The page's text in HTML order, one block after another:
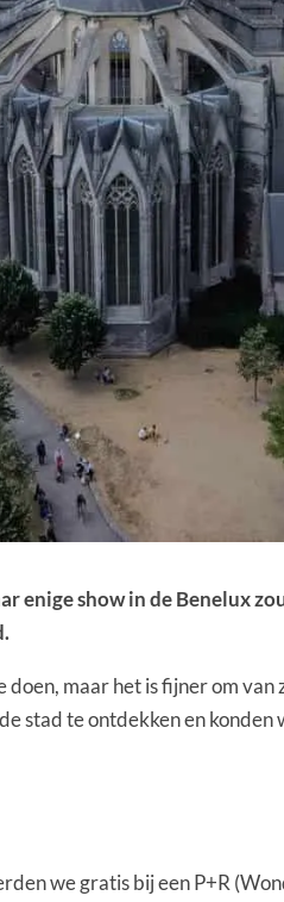
enige show in de Benelux
maar het is fijner om
stad te ontdekken en
we gratis bij een P+R